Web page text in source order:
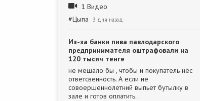
1 Видео
#Цыпа 3 дня назад
Из-за банки пива павлодарского
предпринимателя оштрафовали на
120 тысяч тенге
не мешало бы , чтобы и покупатель нёс
ответсвенность. А если не
совоершеннолетний выпьет бутылку в
зале и готов оплатить…